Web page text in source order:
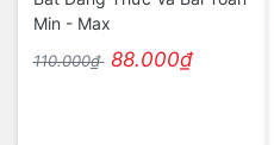
Min - Max
110.000₫ 88.000₫